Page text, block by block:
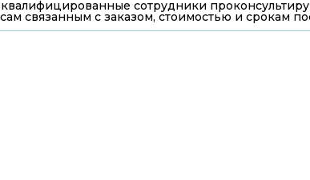
сотрудники
связанным с заказом, стоимостью и срокам